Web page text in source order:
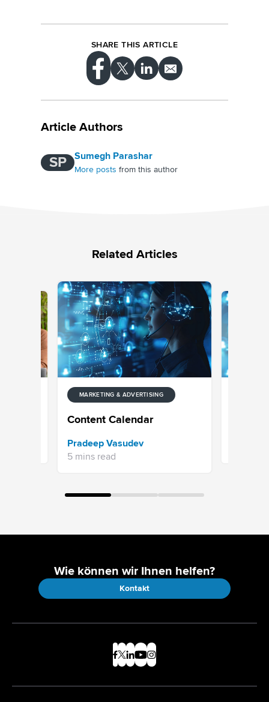
SHARE THIS ARTICLE
Article Authors
SP Sumegh Parashar
More posts from this author
Related Articles
MARKETING & ADVERTISING
Content Calendar
Pradeep Vasudev
5 mins read
Wie können wir Ihnen helfen?
Kontakt